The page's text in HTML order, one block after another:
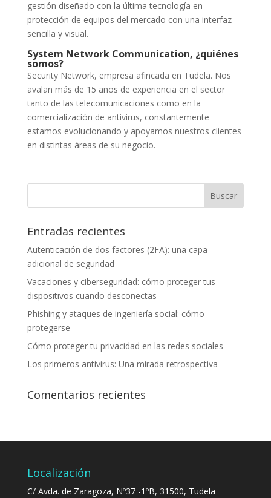
gestión diseñado con la última tecnología en
protección de equipos del mercado con una interfaz
sencilla y visual.
System Network Communication, ¿quiénes
somos?
Security Network, empresa afincada en Tudela. Nos
avalan más de 15 años de experiencia en el sector
tanto de las telecomunicaciones como en la
comercialización de antivirus, constantemente
estamos evolucionando y apoyamos nuestros clientes
en distintas áreas de su negocio.
Entradas recientes
Autenticación de dos factores (2FA): una capa
adicional de seguridad
Vacaciones y ciberseguridad: cómo proteger tus
dispositivos cuando desconectas
Phishing y ataques de ingeniería social: cómo
protegerse
Cómo proteger tu privacidad en las redes sociales
Los primeros antivirus: Una mirada retrospectiva
Comentarios recientes
Localización
C/ Avda. de Zaragoza, Nº37 -1ºB, 31500, Tudela